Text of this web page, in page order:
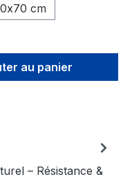
cm
la
au panier
– Résistance &